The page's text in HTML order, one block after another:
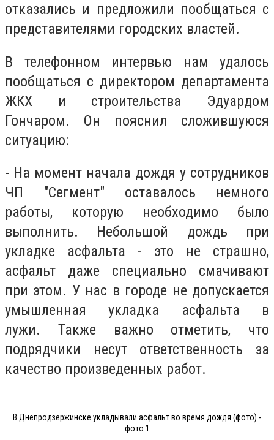
отказались и предложили пообщаться с
представителями городских властей.
В телефонном интервью нам удалось
пообщаться с директором департамента
ЖКХ и строительства Эдуардом
Гончаром. Он пояснил сложившуюся
ситуацию:
- На момент начала дождя у сотрудников
ЧП "Сегмент" оставалось немного
работы, которую необходимо было
выполнить. Небольшой дождь при
укладке асфальта - это не страшно,
асфальт даже специально смачивают
при этом. У нас в городе не допускается
умышленная укладка асфальта в
лужи. Также важно отметить, что
подрядчики несут ответственность за
качество произведенных работ.
В Днепродзержинске укладывали асфальт во время дождя (фото) -
фото 1